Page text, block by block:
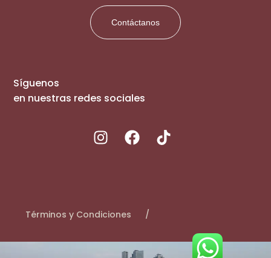
Contáctanos
Síguenos
en nuestras redes sociales
Términos y Condiciones